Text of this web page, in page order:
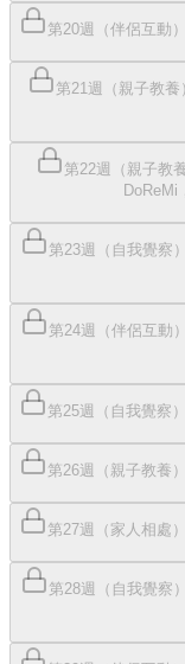
第20週（伴侶互動
第21週（親子教
第22週（親子教
DoReMi
第23週（自我覺察
第24週（伴侶互動
第25週（自我覺察
第26週（親子教養
第27週（家人相處
第28週（自我覺察